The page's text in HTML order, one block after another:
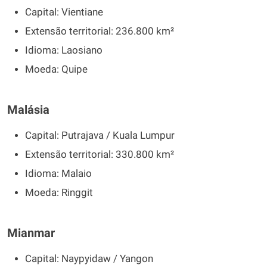
Capital: Vientiane
Extensão territorial: 236.800 km²
Idioma: Laosiano
Moeda: Quipe
Malásia
Capital: Putrajava / Kuala Lumpur
Extensão territorial: 330.800 km²
Idioma: Malaio
Moeda: Ringgit
Mianmar
Capital: Naypyidaw / Yangon